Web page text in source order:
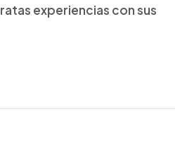
experiencias con sus